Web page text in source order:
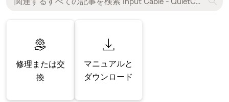
修理または交
換
マニュアルと
ダウンロード